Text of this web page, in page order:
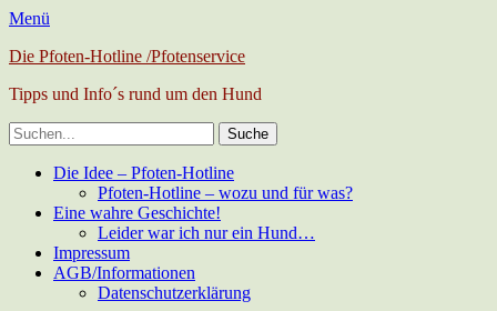
Menü
Die Pfoten-Hotline /Pfotenservice
Tipps und Info´s rund um den Hund
Suche
nach:
Primäres
Menü
Zum
springen
Die Idee – Pfoten-Hotline
Pfoten-Hotline – wozu und für was?
Eine wahre Geschichte!
Leider war ich nur ein Hund…
Impressum
AGB/Informationen
Datenschutzerklärung